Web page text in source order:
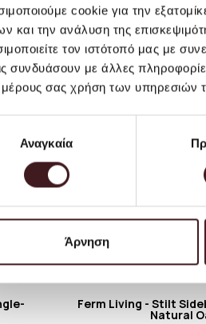
cookie για την
και την ανάλυση της
τον ιστότοπό μας με
συνδυάσουν με άλλες
σας χρήση των υπηρεσιών
Αναγκαία
Άρνηση
Ferm Living - Stilt
Natural